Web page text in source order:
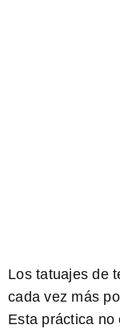
Los tatuajes de
cada vez más
Esta práctica no